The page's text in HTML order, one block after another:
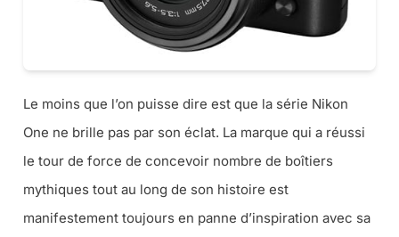
Le moins que l’on puisse dire est que la série Nikon
One ne brille pas par son éclat. La marque qui a réussi
le tour de force de concevoir nombre de boîtiers
mythiques tout au long de son histoire est
manifestement toujours en panne d’inspiration avec sa